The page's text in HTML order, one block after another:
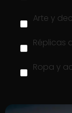
Arte y
Réplicas
Ropa y